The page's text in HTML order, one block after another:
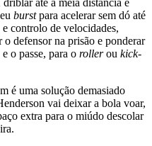
até à meia distância e
burstpara acelerar sem dó até
controlo de velocidades,
o defensor na prisão e ponderar
o passe, para o rollerou kick-
é uma solução demasiado
vai deixar a bola voar,
extra para o miúdo descolar